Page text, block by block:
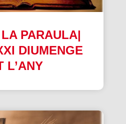
PARAULA|
DIUMENGE
L’ANY